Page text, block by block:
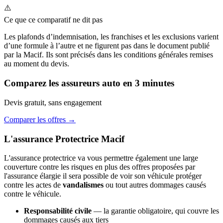
⚠️
Ce que ce comparatif ne dit pas
Les plafonds d’indemnisation, les franchises et les exclusions varient
d’une formule à l’autre et ne figurent pas dans le document publié
par la Macif. Ils sont précisés dans les conditions générales remises
au moment du devis.
Comparez les assureurs auto en 3 minutes
Devis gratuit, sans engagement
Comparer les offres →
L'assurance Protectrice Macif
L'assurance protectrice va vous permettre également une large
couverture contre les risques en plus des offres proposées par
l'assurance élargie il sera possible de voir son véhicule protéger
contre les actes de vandalismes ou tout autres dommages causés
contre le véhicule.
Responsabilité civile — la garantie obligatoire, qui couvre les
dommages causés aux tiers